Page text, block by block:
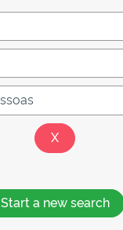
Start a new search